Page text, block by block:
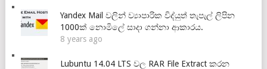
Yandex Mail වලින් ව්‍යාපාරික විද්යුත් තැපැල් ලිපින
1000ක් නොමිලේ සාදා ගන්නා ආකාරය.
8 years ago
Lubuntu 14.04 LTS වල RAR File Extract කරන